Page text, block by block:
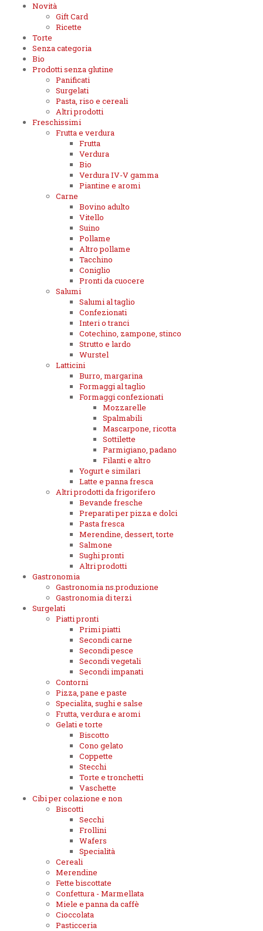
Novità
Gift Card
Ricette
Torte
Senza categoria
Bio
Prodotti senza glutine
Panificati
Surgelati
Pasta, riso e cereali
Altri prodotti
Freschissimi
Frutta e verdura
Frutta
Verdura
Bio
Verdura IV-V gamma
Piantine e aromi
Carne
Bovino adulto
Vitello
Suino
Pollame
Altro pollame
Tacchino
Coniglio
Pronti da cuocere
Salumi
Salumi al taglio
Confezionati
Interi o tranci
Cotechino, zampone, stinco
Strutto e lardo
Wurstel
Latticini
Burro, margarina
Formaggi al taglio
Formaggi confezionati
Mozzarelle
Spalmabili
Mascarpone, ricotta
Sottilette
Parmigiano, padano
Filanti e altro
Yogurt e similari
Latte e panna fresca
Altri prodotti da frigorifero
Bevande fresche
Preparati per pizza e dolci
Pasta fresca
Merendine, dessert, torte
Salmone
Sughi pronti
Altri prodotti
Gastronomia
Gastronomia ns.produzione
Gastronomia di terzi
Surgelati
Piatti pronti
Primi piatti
Secondi carne
Secondi pesce
Secondi vegetali
Secondi impanati
Contorni
Pizza, pane e paste
Specialita, sughi e salse
Frutta, verdura e aromi
Gelati e torte
Biscotto
Cono gelato
Coppette
Stecchi
Torte e tronchetti
Vaschette
Cibi per colazione e non
Biscotti
Secchi
Frollini
Wafers
Specialità
Cereali
Merendine
Fette biscottate
Confettura - Marmellata
Miele e panna da caffè
Cioccolata
Pasticceria